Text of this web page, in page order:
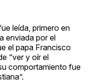
leída, primero en
enviada por el
el papa Francisco
“ver y oír el
comportamiento fue